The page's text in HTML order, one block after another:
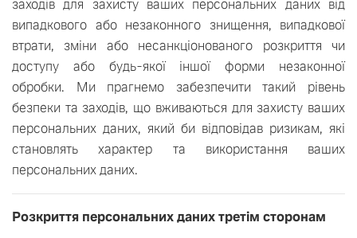
заходів для захисту ваших персональних даних від
випадкового або незаконного знищення, випадкової
втрати, зміни або несанкціонованого розкриття чи
доступу або будь-якої іншої форми незаконної
обробки. Ми прагнемо забезпечити такий рівень
безпеки та заходів, що вживаються для захисту ваших
персональних даних, який би відповідав ризикам, які
становлять характер та використання ваших
персональних даних.
Розкриття персональних даних третім сторонам